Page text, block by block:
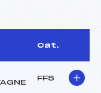
Cat.
FFS